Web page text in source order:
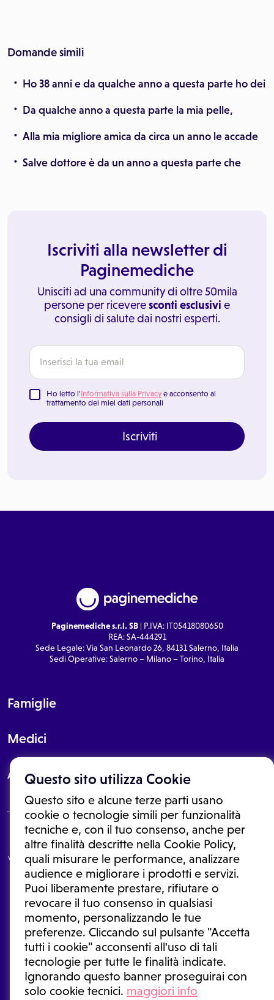
Questo sito utilizza Cookie
Questo sito e alcune terze parti usano
cookie o tecnologie simili per funzionalità
tecniche e, con il tuo consenso, anche per
altre finalità descritte nella Cookie Policy,
quali misurare le performance, analizzare
audience e migliorare i prodotti e servizi.
Puoi liberamente prestare, rifiutare o
revocare il tuo consenso in qualsiasi
momento, personalizzando le tue
preferenze. Cliccando sul pulsante "Accetta
tutti i cookie" acconsenti all'uso di tali
tecnologie per tutte le finalità indicate.
Ignorando questo banner proseguirai con
solo cookie tecnici. maggiori info
Domande simili
Ho 38 anni e da qualche anno a questa parte ho dei
Da qualche anno a questa parte la mia pelle,
Alla mia migliore amica da circa un anno le accade
Salve dottore è da un anno a questa parte che
Iscriviti alla newsletter di
Paginemediche
Unisciti ad una community di oltre 50mila
persone per riceveresconti esclusivi e
consigli di salute dai nostri esperti.
Ho letto l'Informativa sulla Privacy e acconsento al
trattamento dei miei dati personali
Iscriviti
Paginemediche s.r.l. SB| P.IVA: IT05418080650
REA: SA-444291
Sede Legale: Via San Leonardo 26, 84131 Salerno, Italia
Sedi Operative: Salerno – Milano – Torino, Italia
Famiglie
Medici
About
Le informazioni proposte in questo sito non sono un consulto medico.
In nessun caso, queste informazioni sostituiscono un consulto, una
visita o una diagnosi formulata dal medico. Non si devono considerare
le informazioni disponibili come suggerimenti per la formulazione di
una diagnosi, la determinazione di un trattamento o l'assunzione o
sospensione di un farmaco senza prima consultare un medico di
medicina generale o uno specialista.
Condizioni di utilizzo|Privacy Policy |Gestione cookie
Ⓒ 2026 | Tutti i diritti riservati.